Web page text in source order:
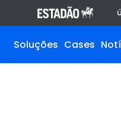
Soluções Cases